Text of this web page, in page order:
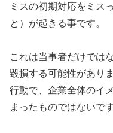
ミスの初期対応をミス
と）が起きる事です。
これは当事者だけでは
毀損する可能性があり
行動で、企業全体のイ
まったものではないで